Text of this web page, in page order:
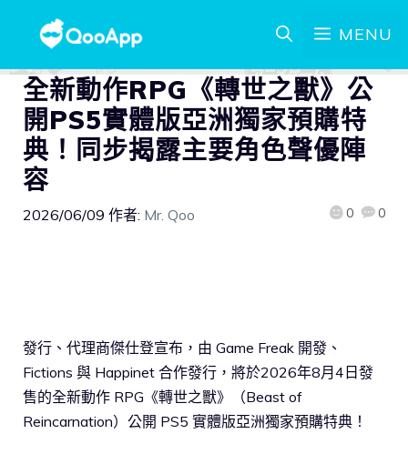
MENU
全新動作RPG《轉世之獸》公
開PS5實體版亞洲獨家預購特
典！同步揭露主要角色聲優陣
容
2026/06/09 作者: Mr. Qoo 0 0
發行、代理商傑仕登宣布，由 Game Freak 開發、
Fictions 與 Happinet 合作發行，將於2026年8月4日發
售的全新動作 RPG《轉世之獸》（Beast of
Reincarnation）公開 PS5 實體版亞洲獨家預購特典！